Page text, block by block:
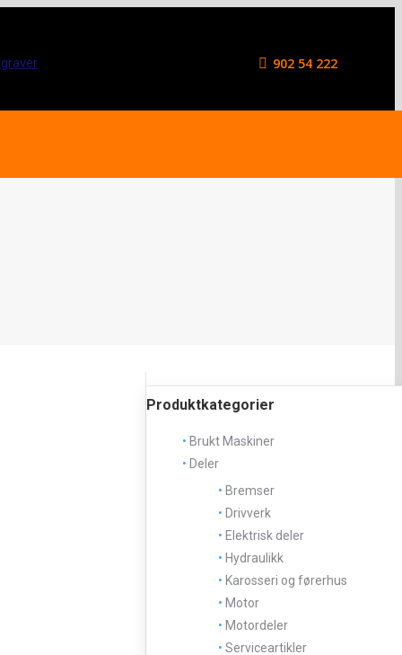
902 54 222
Produktkategorier
Brukt Maskiner
Deler
Bremser
Drivverk
Elektrisk deler
Hydraulikk
Karosseri og førerhus
Motor
Motordeler
Serviceartikler